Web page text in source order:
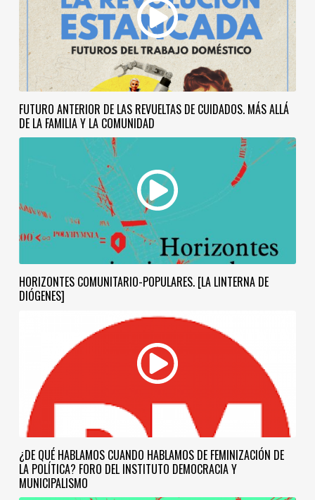
FUTURO ANTERIOR DE LAS REVUELTAS DE CUIDADOS. MÁS ALLÁ
DE LA FAMILIA Y LA COMUNIDAD
HORIZONTES COMUNITARIO-POPULARES. [LA LINTERNA DE
DIÓGENES]
¿DE QUÉ HABLAMOS CUANDO HABLAMOS DE FEMINIZACIÓN DE
LA POLÍTICA? FORO DEL INSTITUTO DEMOCRACIA Y
MUNICIPALISMO